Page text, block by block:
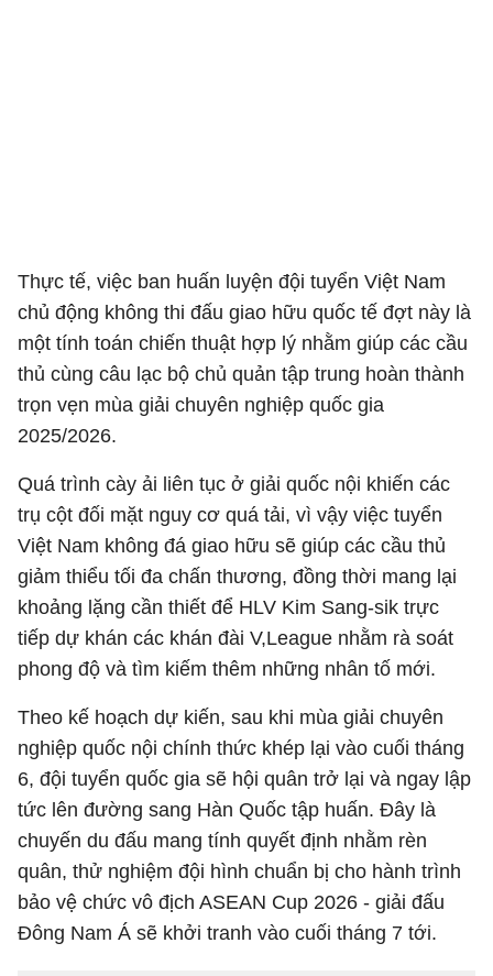
Thực tế, việc ban huấn luyện đội tuyển Việt Nam
chủ động không thi đấu giao hữu quốc tế đợt này là
một tính toán chiến thuật hợp lý nhằm giúp các cầu
thủ cùng câu lạc bộ chủ quản tập trung hoàn thành
trọn vẹn mùa giải chuyên nghiệp quốc gia
2025/2026.
Quá trình cày ải liên tục ở giải quốc nội khiến các
trụ cột đối mặt nguy cơ quá tải, vì vậy việc tuyển
Việt Nam không đá giao hữu sẽ giúp các cầu thủ
giảm thiểu tối đa chấn thương, đồng thời mang lại
khoảng lặng cần thiết để HLV Kim Sang-sik trực
tiếp dự khán các khán đài V,League nhằm rà soát
phong độ và tìm kiếm thêm những nhân tố mới.
Theo kế hoạch dự kiến, sau khi mùa giải chuyên
nghiệp quốc nội chính thức khép lại vào cuối tháng
6, đội tuyển quốc gia sẽ hội quân trở lại và ngay lập
tức lên đường sang Hàn Quốc tập huấn. Đây là
chuyến du đấu mang tính quyết định nhằm rèn
quân, thử nghiệm đội hình chuẩn bị cho hành trình
bảo vệ chức vô địch ASEAN Cup 2026 - giải đấu
Đông Nam Á sẽ khởi tranh vào cuối tháng 7 tới.